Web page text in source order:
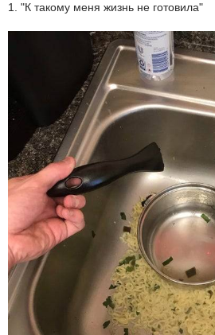
1. "К такому меня жизнь не готовила"